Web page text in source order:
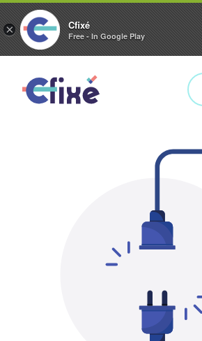
× Cfixé
Free - In Google Play